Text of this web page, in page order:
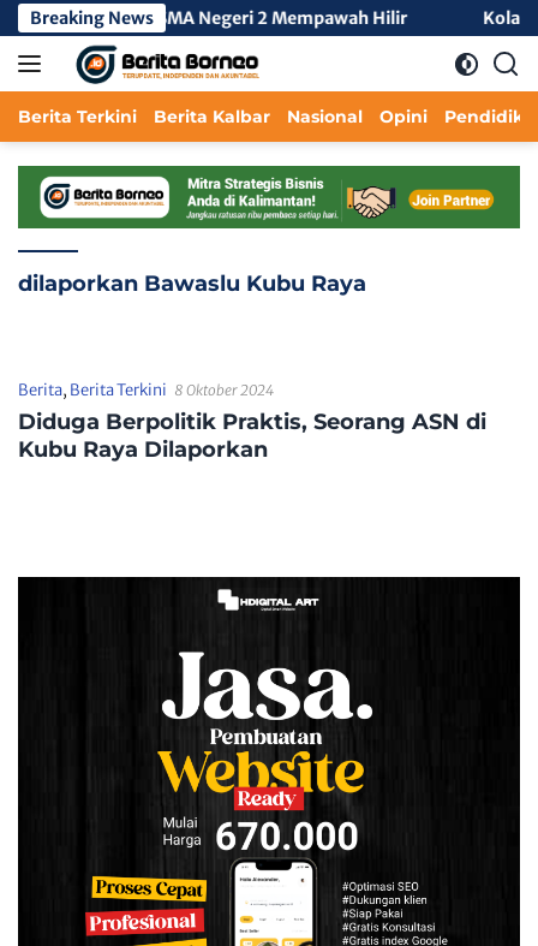
Langsung
ke
konten
Breaking News
Tengah 3 di SMA Negeri 2 Mempawah Hilir
Berita Terkini Berita Kalbar Nasional Opini
dilaporkan Bawaslu Kubu Raya
Berita, Berita Terkini 8 Oktober 2024
Diduga Berpolitik Praktis, Seorang ASN di
Kubu Raya Dilaporkan